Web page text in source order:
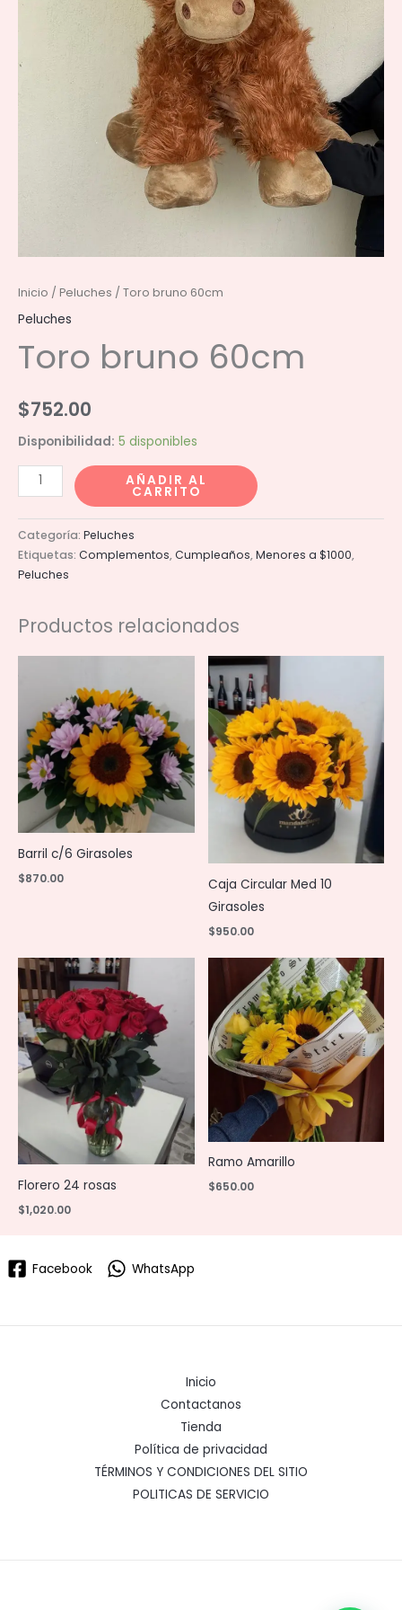
Inicio / Peluches / Toro bruno 60cm
Peluches
Toro bruno 60cm
$752.00
Disponibilidad: 5 disponibles
Toro
bruno
60cm
cantidad
AÑADIR AL
CARRITO
Categoría: Peluches
Etiquetas: Complementos,Cumpleaños,Menores a $1000,
Peluches
Productos relacionados
Barril c/6 Girasoles
$870.00
Caja Circular Med 10
Girasoles
$950.00
Florero 24 rosas
$1,020.00
Ramo Amarillo
$650.00
Facebook WhatsApp
Inicio
Contactanos
Tienda
Política de privacidad
TÉRMINOS Y CONDICIONES DEL SITIO
POLITICAS DE SERVICIO